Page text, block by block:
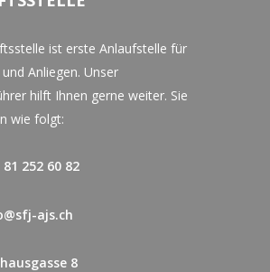
ist erste Anlaufstelle für
Anliegen. Unser
hilft Ihnen gerne weiter. Sie
wie folgt:
81 252 60 82
ajs.ch
8